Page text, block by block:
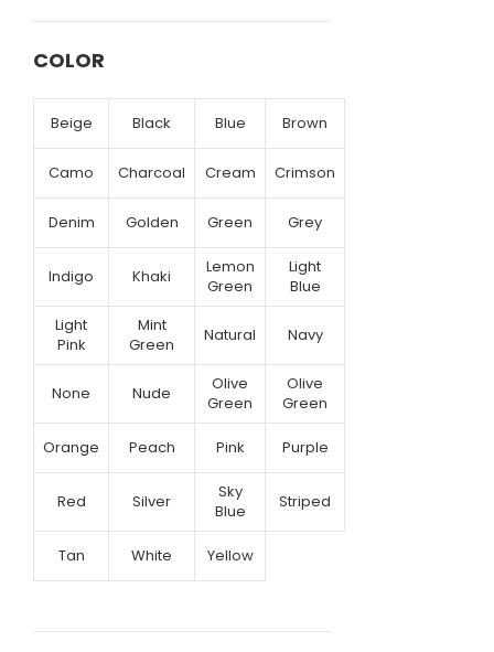
COLOR
Beige Black Blue Brown
Camo Charcoal Cream Crimson
Denim Golden Green Grey
Indigo Khaki
Lemon
Green
Light
Blue
Light
Pink
Mint
Green
Natural Navy
None Nude
Olive
Green
Olive
Green
Orange Peach Pink Purple
Red Silver
Sky
Blue
Striped
Tan White Yellow